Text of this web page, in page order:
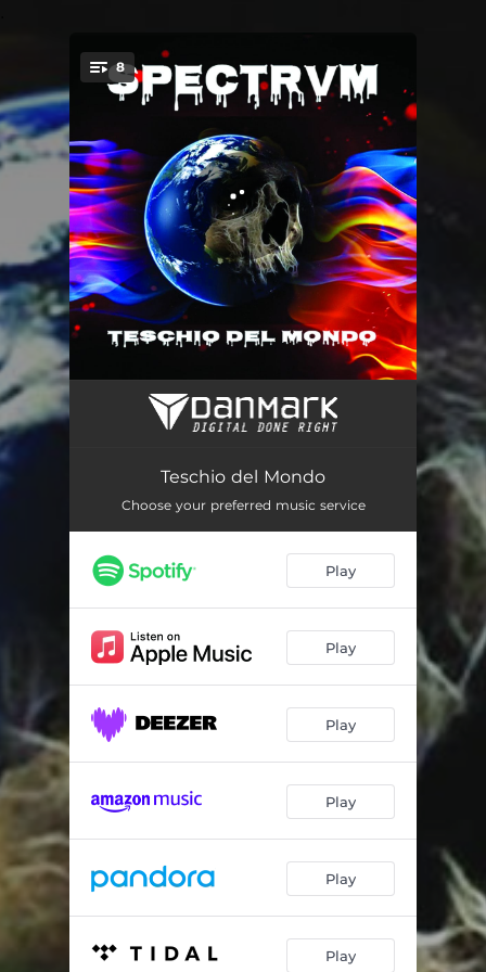
You're all set!
8
Nessuno Piange Nessuno Canta
Sogni di Pietra 04:08
Teschio del Mondo 03:06
Prigione 03:47
Templum 04:54
Teschio del Mondo
Choose your preferred music service
Play
Play
Play
Play
Play
Play